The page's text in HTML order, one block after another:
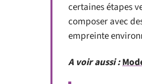
certaines étapes
composer avec
empreinte
A voir aussi :